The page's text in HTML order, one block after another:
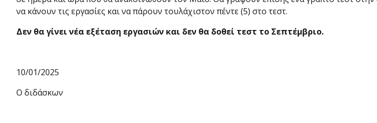
να κάνουν τις εργασίες και να πάρουν τουλάχιστον πέντε (5) στο τεστ.
Δεν θα γίνει νέα εξέταση εργασιών και δεν θα δοθεί τεστ το Σεπτέμβριο.
10/01/2025
Ο διδάσκων